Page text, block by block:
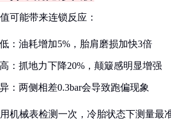
可能带来连锁反应：
：油耗增加5%，胎肩磨损加快3倍
：抓地力下降20%，颠簸感明显增强
：两侧相差0.3bar会导致跑偏现象
机械表检测一次，冷胎状态下测量最